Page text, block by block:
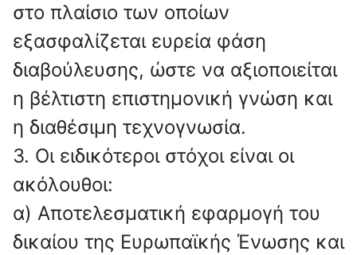
στο πλαίσιο των οποίων
εξασφαλίζεται ευρεία φάση
διαβούλευσης, ώστε να αξιοποιείται
η βέλτιστη επιστημονική γνώση και
η διαθέσιμη τεχνογνωσία.
3. Οι ειδικότεροι στόχοι είναι οι
ακόλουθοι:
α) Αποτελεσματική εφαρμογή του
δικαίου της Ευρωπαϊκής Ένωσης και